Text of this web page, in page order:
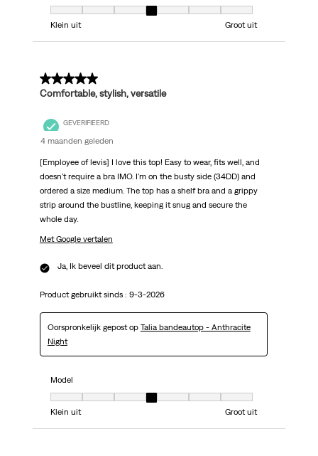
Model, 4 van 7, waarbij 1 gelijk is aan Klein uit en 7 gelijk is aan Groot uit
Klein uit
Groot uit
5 van 5 sterren.
Comfortable, stylish, versatile
GEVERIFIEERD
4 maanden geleden
[Employee of levis] I love this top! Easy to wear, fits well, and
doesn't require a bra IMO. I'm on the busty side (34DD) and
ordered a size medium. The top has a shelf bra and a grippy
strip around the bustline, keeping it snug and secure the
whole day.
Met Google vertalen
Ja, Ik beveel dit product aan.
Product gebruikt sinds : 9-3-2026
Oorspronkelijk gepost op Talia bandeautop - Anthracite
Night
Model
Model, 4 van 7, waarbij 1 gelijk is aan Klein uit en 7 gelijk is aan Groot uit
Klein uit
Groot uit